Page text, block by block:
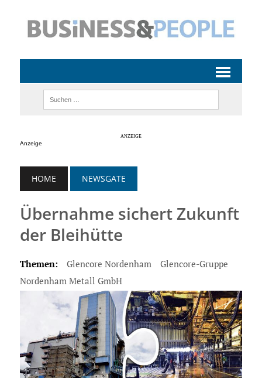
Anzeige
HOME NEWSGATE
Übernahme sichert Zukunft
der Bleihütte
Themen: Glencore Nordenham
Glencore-Gruppe
Nordenham Metall GmbH